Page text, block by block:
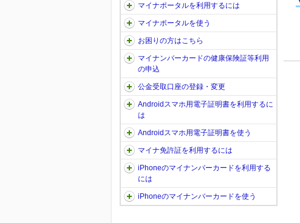
マイナポータルを利用するには
マイナポータルを使う
お困りの方はこちら
マイナンバーカードの健康保険証等利用
の申込
公金受取口座の登録・変更
Androidスマホ用電子証明書を利用するに
は
Androidスマホ用電子証明書を使う
マイナ免許証を利用するには
iPhoneのマイナンバーカードを利用する
には
iPhoneのマイナンバーカードを使う